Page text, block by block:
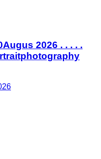
2026 . . . . .